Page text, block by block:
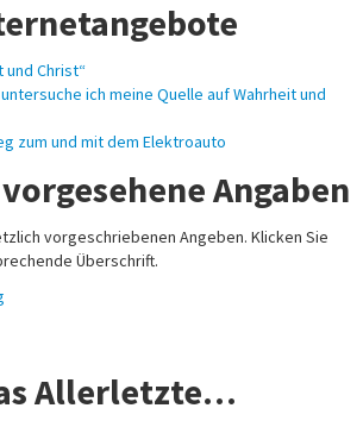
Christ“
ich meine Quelle auf Wahrheit und
zum und mit dem Elektroauto
Angaben
vorgeschriebenen Angeben. Klicken Sie
Überschrift.
Allerletzte…